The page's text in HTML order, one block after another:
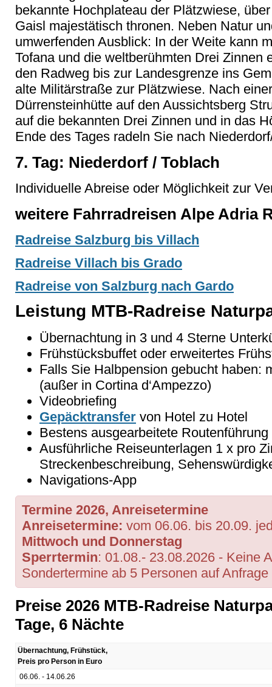
bekannte Hochplateau der Plätzwiese,
Gaisl majestätisch thronen. Neben Natur
umwerfenden Ausblick: In der Weite kann
Tofana und die weltberühmten Drei Zinnen
den Radweg bis zur Landesgrenze ins
alte Militärstraße zur Plätzwiese. Nach
Dürrensteinhütte auf den Aussichtsberg
auf die bekannten Drei Zinnen und in das
Ende des Tages radeln Sie nach
7. Tag: Niederdorf / Toblach
Individuelle Abreise oder Möglichkeit zur
weitere Fahrradreisen Alpe Adria
Radreise Salzburg bis Villach
Radreise Villach bis Grado
Radreise von Salzburg nach Gardo
Leistung MTB-Radreise
Übernachtung in 3 und 4 Sterne
Frühstücksbuffet oder erweitertes
Falls Sie Halbpension gebucht haben:
(außer in Cortina d‘Ampezzo)
Videobriefing
Gepäcktransfer von Hotel zu Hotel
Bestens ausgearbeitete Routenführung
Ausführliche Reiseunterlagen 1 x pro
Streckenbeschreibung,
Navigations-App
Termine 2026, Anreisetermine
Anreisetermine: vom 06.06. bis 20.09.
Mittwoch und Donnerstag
Sperrtermin: 01.08.- 23.08.2026 - Keine
Sondertermine ab 5 Personen auf
Preise 2026 MTB-Radreise
Tage, 6 Nächte
Übernachtung, Frühstück,
Preis pro Person in Euro
06.06. - 14.06.26